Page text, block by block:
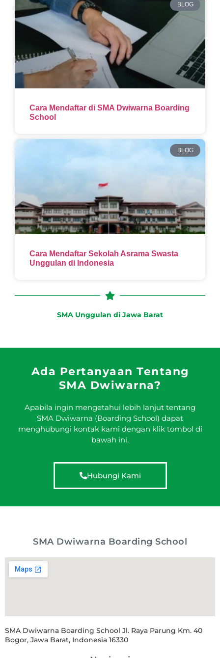
BLOG
Cara Mendaftar di SMA Dwiwarna Boarding
School
BLOG
Cara Mendaftar Sekolah Asrama Swasta
Unggulan di Indonesia
SMA Unggulan di Jawa Barat
Ada Pertanyaan Tentang
SMA Dwiwarna?
Apabila ingin mengetahui lebih lanjut tentang
SMA Dwiwarna (Boarding School) dapat
menghubungi kontak kami dengan klik tombol di
bawah ini.
Hubungi Kami
SMA Dwiwarna Boarding School
SMA Dwiwarna Boarding School Jl. Raya Parung Km. 40
Bogor, Jawa Barat, Indonesia 16330